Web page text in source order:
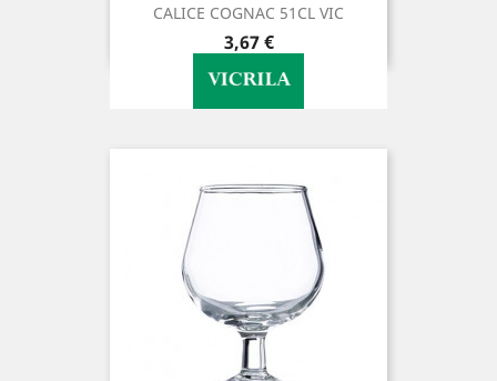
CALICE COGNAC 51CL VIC
Preço
3,67 €